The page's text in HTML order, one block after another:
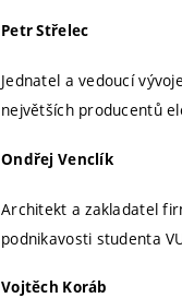
Petr Střelec
Jednatel a vedoucí
největších producentů
Ondřej Venclík
Architekt a zakladatel
podnikavosti studenta
Vojtěch Koráb